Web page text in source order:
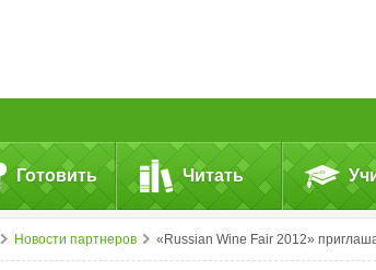
Готовить Читать
Новости партнеров «Russian Wine Fair 2012» приглашает